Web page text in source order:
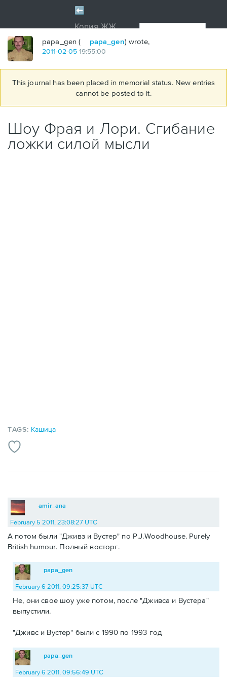
papa_gen ( papa_gen) wrote,
2011-02-05 19:55:00
This journal has been placed in memorial status. New entries
cannot be posted to it.
Шоу Фрая и Лори. Сгибание
ложки силой мысли
TAGS: Кашица
amir_ana
February 5 2011, 23:08:27 UTC
А потом были "Дживз и Вустер" по P.J.Woodhouse. Purely
British humour. Полный восторг.
papa_gen
February 6 2011, 09:25:37 UTC
Не, они свое шоу уже потом, после "Дживса и Вустера"
выпустили.
"Дживс и Вустер" были с 1990 по 1993 год
papa_gen
February 6 2011, 09:56:49 UTC